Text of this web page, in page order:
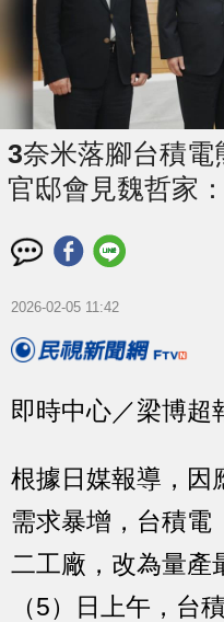
3奈米落腳台積電
官邸會見魏哲家
2026-02-05 11:42
即時中心／梁博超
根據日媒報導，因
需求暴增，台積電
二工廠，改為量產
（5）日上午，台